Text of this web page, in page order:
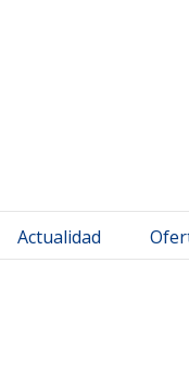
Actualidad